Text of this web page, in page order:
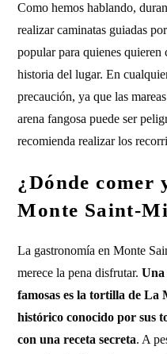
Como hemos hablando,
realizar caminatas guiadas
popular para quienes
historia del lugar. En
precaución, ya que las
arena fangosa puede ser
recomienda realizar los
¿Dónde comer
Monte Saint-
La gastronomía en Monte
merece la pena disfrutar.Una
famosas es la tortilla de
histórico conocido por sus
con una receta secreta. A